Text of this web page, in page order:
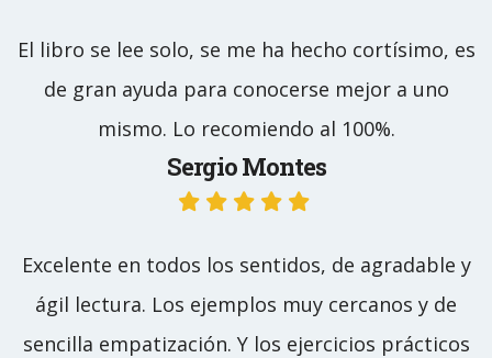
El libro se lee solo, se me ha hecho cortísimo, es
de gran ayuda para conocerse mejor a uno
mismo. Lo recomiendo al 100%.
Sergio Montes
Excelente en todos los sentidos, de agradable y
ágil lectura. Los ejemplos muy cercanos y de
sencilla empatización. Y los ejercicios prácticos